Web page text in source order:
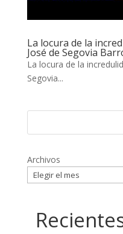
La locura de la
José de Segovia
La locura de la
Segovia...
Archivos